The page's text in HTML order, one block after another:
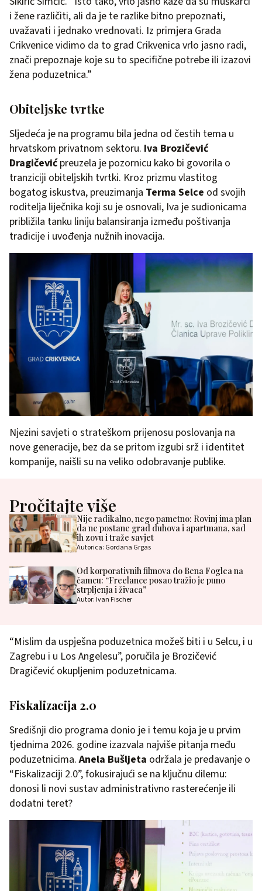
i žene različiti, ali da je te razlike bitno prepoznati,
uvažavati i jednako vrednovati. Iz primjera Grada
Crikvenice vidimo da to grad Crikvenica vrlo jasno radi,
znači prepoznaje koje su to specifične potrebe ili izazovi
žena poduzetnica.”
Obiteljske tvrtke
Sljedeća je na programu bila jedna od čestih tema u
hrvatskom privatnom sektoru. Iva Brozičević
Dragičevićpreuzela je pozornicu kako bi govorila o
tranziciji obiteljskih tvrtki. Kroz prizmu vlastitog
bogatog iskustva, preuzimanja Terma Selce od svojih
roditelja liječnika koji su je osnovali, Iva je sudionicama
približila tanku liniju balansiranja između poštivanja
tradicije i uvođenja nužnih inovacija.
Njezini savjeti o strateškom prijenosu poslovanja na
nove generacije, bez da se pritom izgubi srž i identitet
kompanije, naišli su na veliko odobravanje publike.
Pročitajte više
Nije radikalno, nego pametno: Rovinj ima plan
da ne postane grad duhova i apartmana, sad
ih zovu i traže savjet
Autorica: Gordana Grgas
Od korporativnih filmova do Bena Foglea na
čamcu: “Freelance posao tražio je puno
strpljenja i živaca”
Autor: Ivan Fischer
“Mislim da uspješna poduzetnica možeš biti i u Selcu, i u
Zagrebu i u Los Angelesu”, poručila je Brozičević
Dragičević okupljenim poduzetnicama.
Fiskalizacija 2.0
Središnji dio programa donio je i temu koja je u prvim
tjednima 2026. godine izazvala najviše pitanja među
poduzetnicima.Anela Bušljeta održala je predavanje o
“Fiskalizaciji 2.0”, fokusirajući se na ključnu dilemu:
donosi li novi sustav administrativno rasterećenje ili
dodatni teret?